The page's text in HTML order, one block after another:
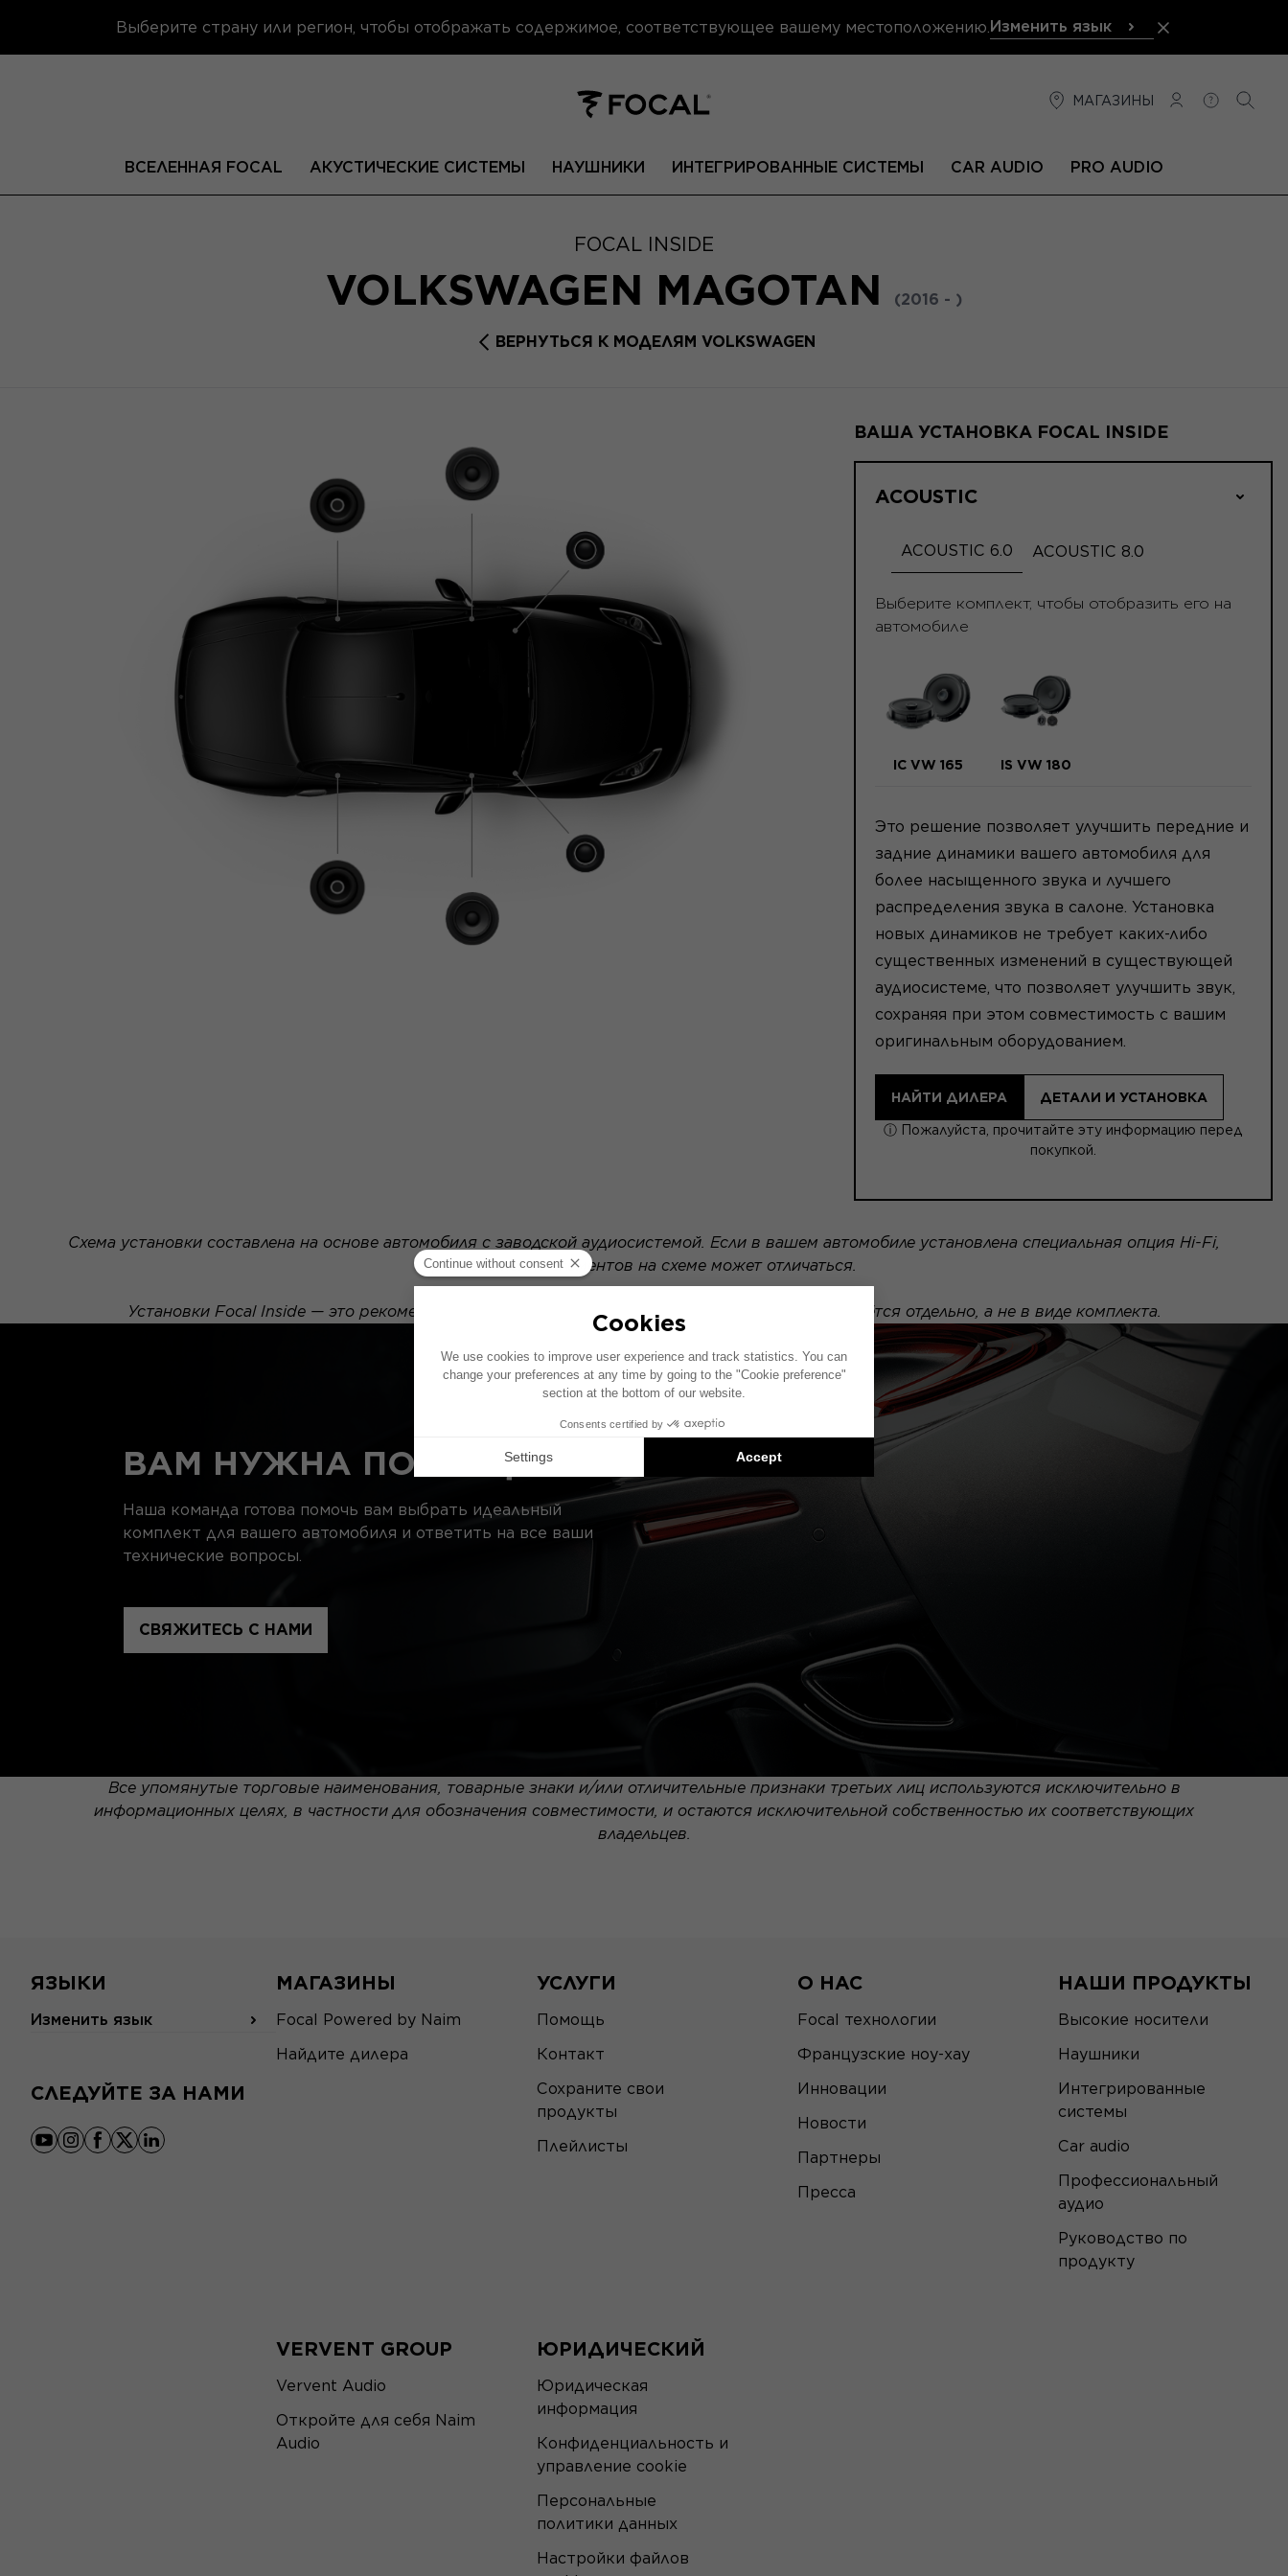
Выберите страну или регион, чтобы отображать содержимое, соответствующее вашему местоположению. Изменить язык
МАГАЗИНЫ
СОЕДИНЕНИЕ
ПОМОЩЬ
ВСЕЛЕННАЯ FOCAL АКУСТИЧЕСКИЕ СИСТЕМЫ НАУШНИКИ ИНТЕГРИРОВАННЫЕ СИСТЕМЫ CAR AUDIO PRO AUDIO
FOCAL INSIDE
VOLKSWAGEN MAGOTAN (2016 - )
ВЕРНУТЬСЯ К МОДЕЛЯМ VOLKSWAGEN
ВАША УСТАНОВКА FOCAL INSIDE
ACOUSTIC
ACOUSTIC 6.0 ACOUSTIC 8.0
Выберите комплект, чтобы отобразить его на
автомобиле
IC VW 165 IS VW 180
Это решение позволяет улучшить передние и
задние динамики вашего автомобиля для
более насыщенного звука и лучшего
распределения звука в салоне. Установка
новых динамиков не требует каких-либо
существенных изменений в существующей
аудиосистеме, что позволяет улучшить звук,
сохраняя при этом совместимость с вашим
оригинальным оборудованием.
НАЙТИ ДИЛЕРА ДЕТАЛИ И УСТАНОВКА
ⓘ Пожалуйста, прочитайте эту информацию перед
покупкой.
Схема установки составлена на основе автомобиля с заводской аудиосистемой. Если в вашем автомобиле установлена специальная опция Hi-Fi,
расположение элементов на схеме может отличаться.
Установки Focal Inside — это рекомендации совместимых продуктов: каждый элемент продаётся отдельно, а не в виде комплекта.
ВАМ НУЖНА ПОМОЩЬ?
Наша команда готова помочь вам выбрать идеальный
комплект для вашего автомобиля и ответить на все ваши
технические вопросы.
СВЯЖИТЕСЬ С НАМИ
Все упомянутые торговые наименования, товарные знаки и/или отличительные признаки третьих лиц используются исключительно в
информационных целях, в частности для обозначения совместимости, и остаются исключительной собственностью их соответствующих
владельцев.
ЯЗЫКИ
Изменить язык
СЛЕДУЙТЕ ЗА НАМИ
youtube
instagram
facebook
x linkedin
МАГАЗИНЫ
Focal Powered by Naim
Найдите дилера
УСЛУГИ
Помощь
Контакт
Сохраните свои
продукты
Плейлисты
О НАС
Focal технологии
Французские ноу-хау
Инновации
Новости
Партнеры
Пресса
НАШИ ПРОДУКТЫ
Высокие носители
Наушники
Интегрированные
системы
Car audio
Профессиональный
аудио
Руководство по
продукту
VERVENT GROUP
Vervent Audio
Откройте для себя Naim
Audio
ЮРИДИЧЕСКИЙ
Юридическая
информация
Конфиденциальность и
управление cookie
Персональные
политики данных
Настройки файлов